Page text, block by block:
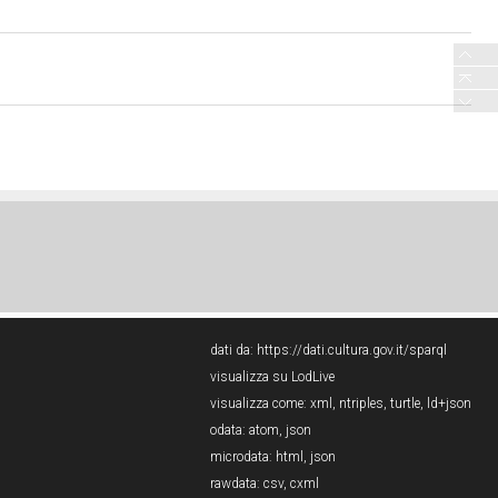
dati da: https://dati.cultura.gov.it/sparql
visualizza su LodLive
visualizza come: xml , ntriples, turtle, ld+json
odata: atom, json
microdata: html , json
rawdata: csv, cxml